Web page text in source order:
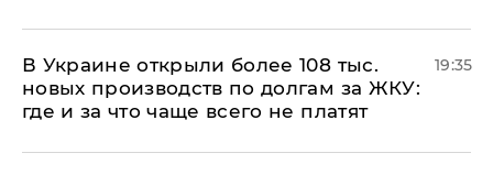
В Украине открыли более 108 тыс.
новых производств по долгам за ЖКУ:
где и за что чаще всего не платят
19:35